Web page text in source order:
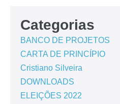
Categorias
BANCO DE PROJETOS
CARTA DE PRINCÍPIO
Cristiano Silveira
DOWNLOADS
ELEIÇÕES 2022